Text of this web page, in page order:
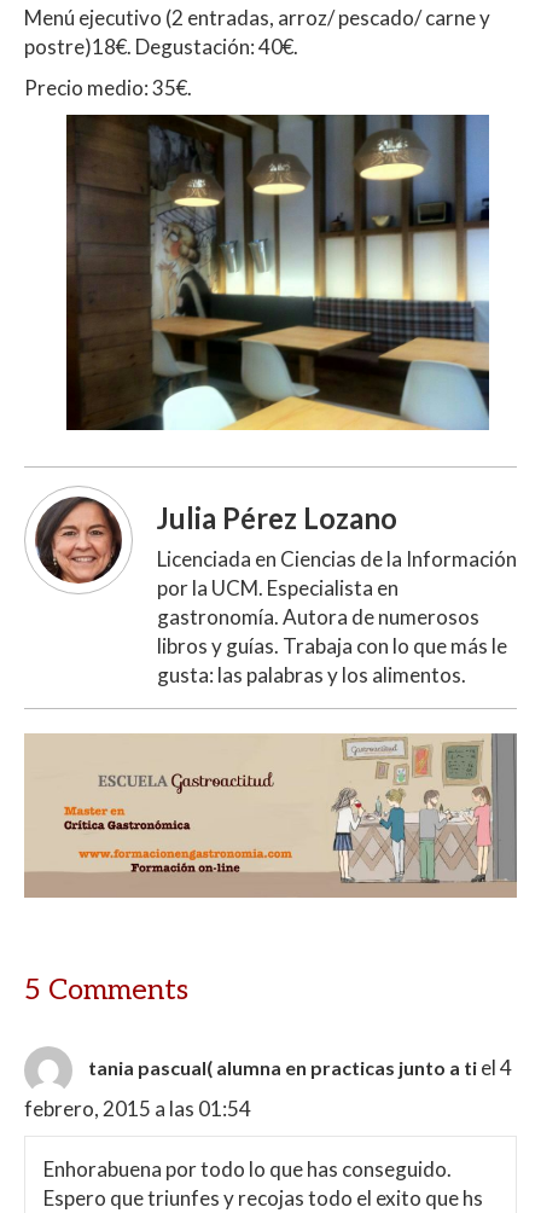
Menú ejecutivo (2 entradas, arroz/ pescado/ carne y
postre)18€. Degustación: 40€.
Precio medio: 35€.
Julia Pérez Lozano
Licenciada en Ciencias de la Información
por la UCM. Especialista en
gastronomía. Autora de numerosos
libros y guías. Trabaja con lo que más le
gusta: las palabras y los alimentos.
5 Comments
tania pascual( alumna en practicas junto a ti el 4
febrero, 2015 a las 01:54
Enhorabuena por todo lo que has conseguido.
Espero que triunfes y recojas todo el exito que hs